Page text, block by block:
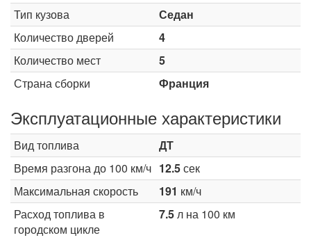
Тип кузова
Седан
Количество дверей
4
Количество мест
5
Страна сборки
Франция
Эксплуатационные характеристики
Вид топлива
ДТ
Время разгона до 100 км/ч 12.5сек
Максимальная скорость
191 км/ч
Расход топлива в
городском цикле
7.5л на 100 км